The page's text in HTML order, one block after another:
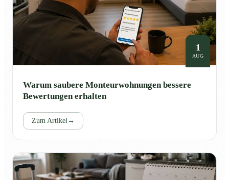
1
AUG
Warum saubere Monteurwohnungen bessere
Bewertungen erhalten
Zum Artikel →